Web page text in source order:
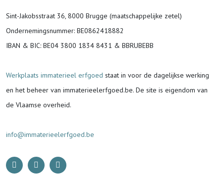
Sint-Jakobsstraat 36, 8000 Brugge (maatschappelijke zetel)
Ondernemingsnummer: BE0862418882
IBAN & BIC: BE04 3800 1834 8431 & BBRUBEBB
Werkplaats immaterieel erfgoed staat in voor de dagelijkse werking
en het beheer van immaterieelerfgoed.be. De site is eigendom van
de Vlaamse overheid.
info@immaterieelerfgoed.be